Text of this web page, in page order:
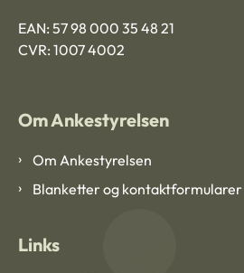
EAN: 57 98 000 35 48 21
CVR: 1007 4002
Om Ankestyrelsen
Om Ankestyrelsen
Blanketter og kontaktformularer
Links